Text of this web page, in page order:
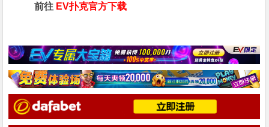
前往 EV扑克官方下载